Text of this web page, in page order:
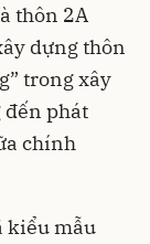
thôn 2A
dựng thôn
trong xây
đến phát
chính
kiểu mẫu